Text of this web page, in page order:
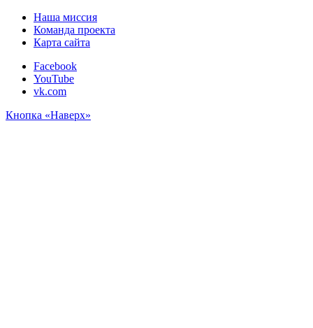
Наша миссия
Команда проекта
Карта сайта
Facebook
YouTube
vk.com
Кнопка «Наверх»